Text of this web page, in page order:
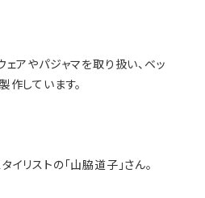
アやパジャマを取り扱い、ベッ
作しています。
リストの「山脇道子」さん。